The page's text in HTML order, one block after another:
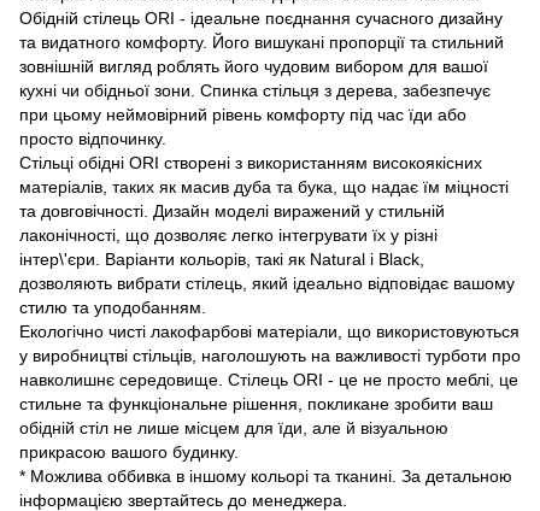
Обідній стілець ORI - ідеальне поєднання сучасного дизайну
та видатного комфорту. Його вишукані пропорції та стильний
зовнішній вигляд роблять його чудовим вибором для вашої
кухні чи обідньої зони. Спинка стільця з дерева, забезпечує
при цьому неймовірний рівень комфорту під час їди або
просто відпочинку.
Стільці обідні ORI створені з використанням високоякісних
матеріалів, таких як масив дуба та бука, що надає їм міцності
та довговічності. Дизайн моделі виражений у стильній
лаконічності, що дозволяє легко інтегрувати їх у різні
інтер\'єри. Варіанти кольорів, такі як Natural і Black,
дозволяють вибрати стілець, який ідеально відповідає вашому
стилю та уподобанням.
Екологічно чисті лакофарбові матеріали, що використовуються
у виробництві стільців, наголошують на важливості турботи про
навколишнє середовище. Стілець ORI - це не просто меблі, це
стильне та функціональне рішення, покликане зробити ваш
обідній стіл не лише місцем для їди, але й візуальною
прикрасою вашого будинку.
* Можлива оббивка в іншому кольорі та тканині. За детальною
інформацією звертайтесь до менеджера.